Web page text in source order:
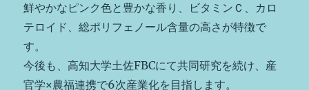
鮮やかなピンク色と豊かな香り、ビタミンＣ、カロ
テロイド、総ポリフェノール含量の高さが特徴で
す。
今後も、高知大学土佐FBCにて共同研究を続け、産
官学×農福連携で6次産業化を目指します。